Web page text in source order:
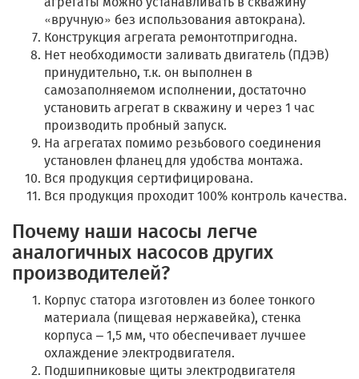
«вручную» без использования автокрана).
Конструкция агрегата ремонтотпригодна.
Нет необходимости заливать двигатель (ПДЭВ)
принудительно, т.к. он выполнен в
самозаполняемом исполнении, достаточно
установить агрегат в скважину и через 1 час
производить пробный запуск.
На агрегатах помимо резьбового соединения
установлен фланец для удобства монтажа.
Вся продукция сертифицирована.
Вся продукция проходит 100% контроль качества.
Почему наши насосы легче
аналогичных насосов других
производителей?
Корпус статора изготовлен из более тонкого
материала (пищевая нержавейка), стенка
корпуса – 1,5 мм, что обеспечивает лучшее
охлаждение электродвигателя.
Подшипниковые щиты электродвигателя